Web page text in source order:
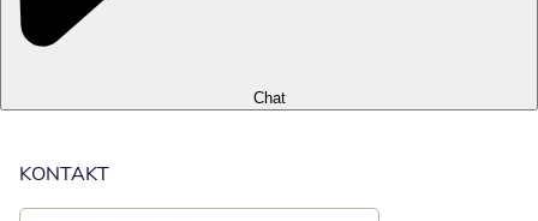
Chat
KONTAKT